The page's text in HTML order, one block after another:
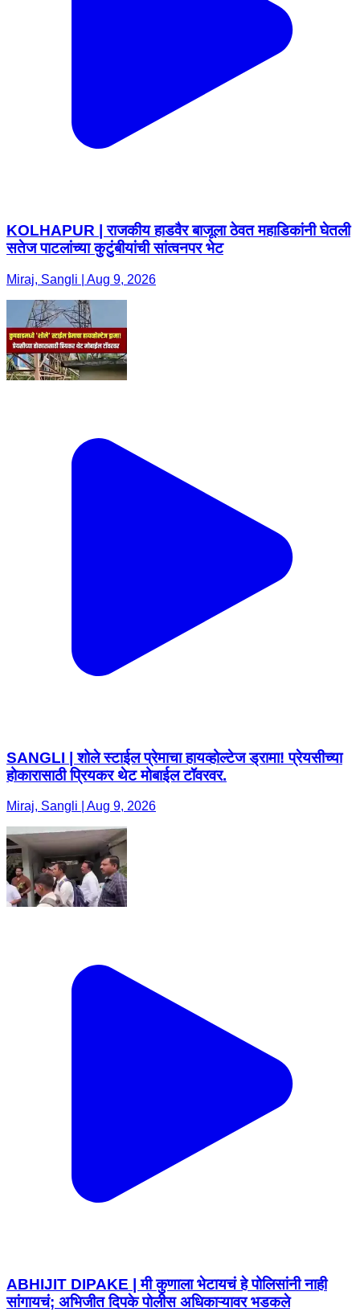
KOLHAPUR | राजकीय हाडवैर बाजूला ठेवत महाडिकांनी घेतली
सतेज पाटलांच्या कुटुंबीयांची सांत्वनपर भेट
Miraj, Sangli | Aug 9, 2026
SANGLI | शोले स्टाईल प्रेमाचा हायव्होल्टेज ड्रामा! प्रेयसीच्या
होकारासाठी प्रियकर थेट मोबाईल टॉवरवर.
Miraj, Sangli | Aug 9, 2026
ABHIJIT DIPAKE | मी कुणाला भेटायचं हे पोलिसांनी नाही
सांगायचं; अभिजीत दिपके पोलीस अधिकाऱ्यावर भडकले